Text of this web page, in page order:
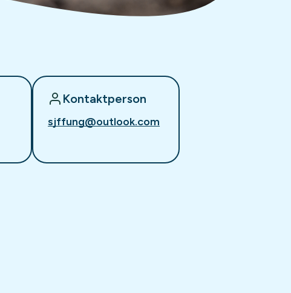
Kontaktperson
sjffung@outlook.com